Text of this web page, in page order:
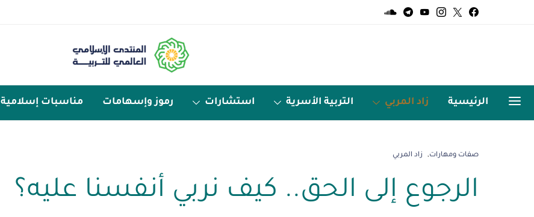
الرئيسية زاد المربي التربية الأسرية استشارات رموز وإسهامات مناسبات إسلامية
صفات ومهارات زاد المربي
الرجوع إلى الحق.. كيف نربي أنفسنا عليه؟